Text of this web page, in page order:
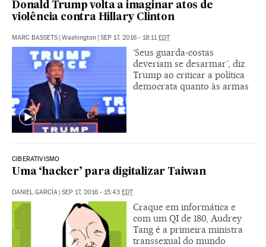
Donald Trump volta a imaginar atos de
violência contra Hillary Clinton
MARC BASSETS | Washington | SEP 17, 2016 - 18:11EDT
‘Seus guarda-costas
deveriam se desarmar’, diz
Trump ao criticar a política
democrata quanto às armas
CIBERATIVISMO
Uma ‘hacker’ para digitalizar Taiwan
DANIEL GARCÍA | SEP 17, 2016 - 15:43 EDT
Craque em informática e
com um QI de 180, Audrey
Tang é a primeira ministra
transsexual do mundo